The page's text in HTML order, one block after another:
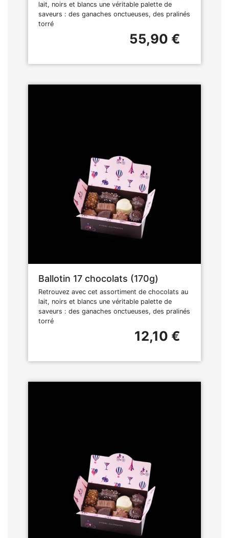
lait, noirs et blancs une véritable palette de
saveurs : des ganaches onctueuses, des pralinés
torré
55,90 €
Ballotin 17 chocolats (170g)
Retrouvez avec cet assortiment de chocolats au
lait, noirs et blancs une véritable palette de
saveurs : des ganaches onctueuses, des pralinés
torré
12,10 €